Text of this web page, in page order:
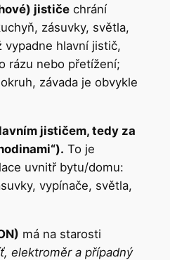
jističechrání
zásuvky, světla,
vypadne hlavní jistič,
rázu nebo přetížení;
závada je obvykle
jističem, tedy za
To je
uvnitř bytu/domu:
vypínače, světla,
má na starosti
elektroměr a případný